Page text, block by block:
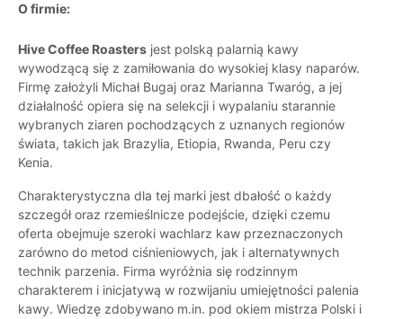
O firmie:
Hive Coffee Roasters jest polską palarnią kawy
wywodzącą się z zamiłowania do wysokiej klasy naparów.
Firmę założyli Michał Bugaj oraz Marianna Twaróg, a jej
działalność opiera się na selekcji i wypalaniu starannie
wybranych ziaren pochodzących z uznanych regionów
świata, takich jak Brazylia, Etiopia, Rwanda, Peru czy
Kenia.
Charakterystyczna dla tej marki jest dbałość o każdy
szczegół oraz rzemieślnicze podejście, dzięki czemu
oferta obejmuje szeroki wachlarz kaw przeznaczonych
zarówno do metod ciśnieniowych, jak i alternatywnych
technik parzenia. Firma wyróżnia się rodzinnym
charakterem i inicjatywą w rozwijaniu umiejętności palenia
kawy. Wiedzę zdobywano m.in. pod okiem mistrza Polski i